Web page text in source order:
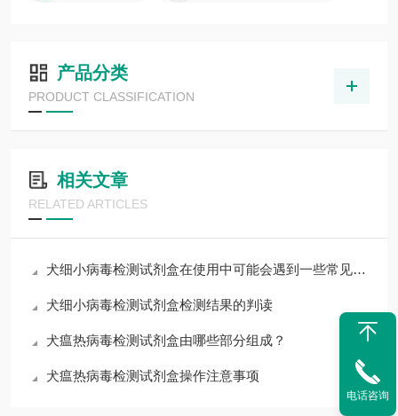
产品分类
PRODUCT CLASSIFICATION
相关文章
RELATED ARTICLES
犬细小病毒检测试剂盒在使用中可能会遇到一些常见问题
犬细小病毒检测试剂盒检测结果的判读
犬瘟热病毒检测试剂盒由哪些部分组成？
犬瘟热病毒检测试剂盒操作注意事项
电话咨询